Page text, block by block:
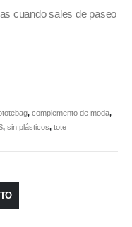
cuando sales de paseo
, complemento de moda,
, sin plásticos, tote